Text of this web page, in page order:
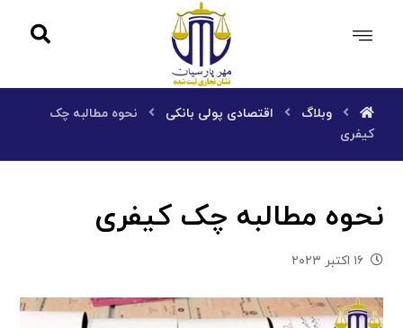
وبلاگ اقتصادی پولی بانکی
نحوه مطالبه چک
کیفری
نحوه مطالبه چک کیفری
۱۶ اکتبر ۲۰۲۳